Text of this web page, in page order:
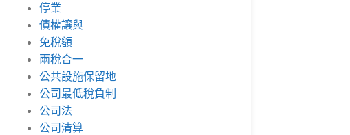
停業
債權讓與
免稅額
兩稅合一
公共設施保留地
公司最低稅負制
公司法
公司清算